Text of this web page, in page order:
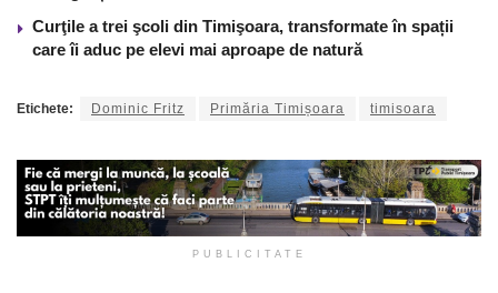
Curţile a trei şcoli din Timişoara, transformate în spații
care îi aduc pe elevi mai aproape de natură
Etichete: Dominic Fritz Primăria Timișoara timisoara
PUBLICITATE